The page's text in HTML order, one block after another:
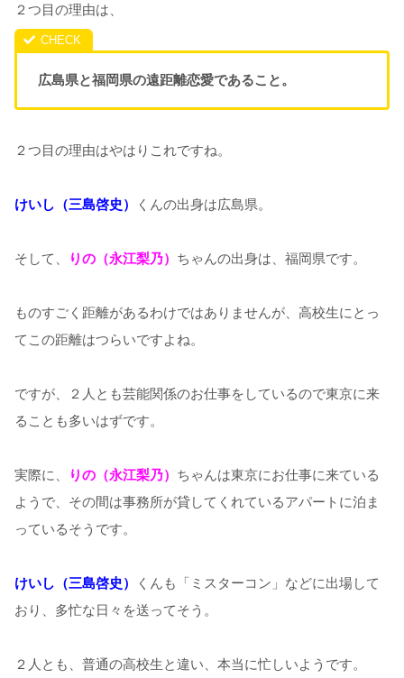
２つ目の理由は、
広島県と福岡県の遠距離恋愛であること。
２つ目の理由はやはりこれですね。
けいし（三島啓史） くんの出身は広島県。
そして、 りの（永江梨乃） ちゃんの出身は、福岡県です。
ものすごく距離があるわけではありませんが、高校生にとっ
てこの距離はつらいですよね。
ですが、２人とも芸能関係のお仕事をしているので東京に来
ることも多いはずです。
実際に、 りの（永江梨乃） ちゃんは東京にお仕事に来ている
ようで、その間は事務所が貸してくれているアパートに泊ま
っているそうです。
けいし（三島啓史）
くんも「ミスターコン」などに出場して
おり、多忙な日々を送ってそう。
２人とも、普通の高校生と違い、本当に忙しいようです。